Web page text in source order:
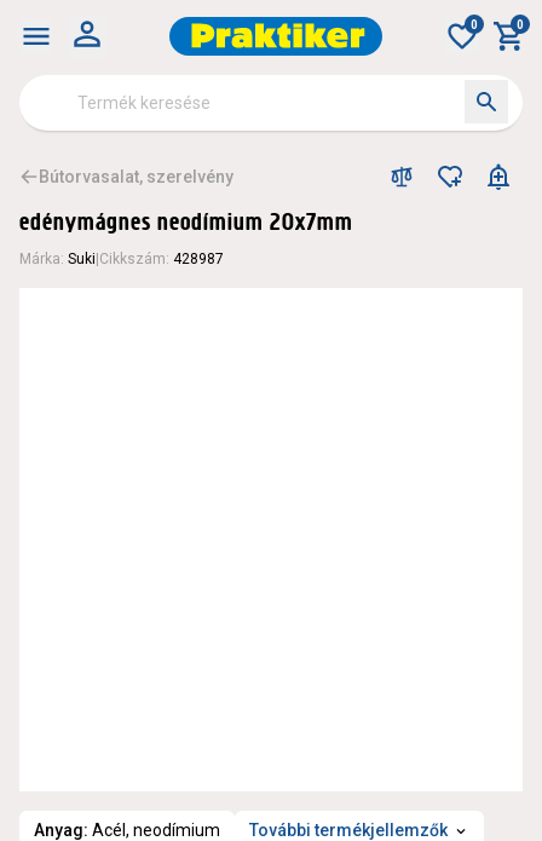
0 0
Bútorvasalat, szerelvény
edénymágnes neodímium 20x7mm
Márka: Suki Cikkszám: 428987
Anyag: Acél, neodímium További termékjellemzők